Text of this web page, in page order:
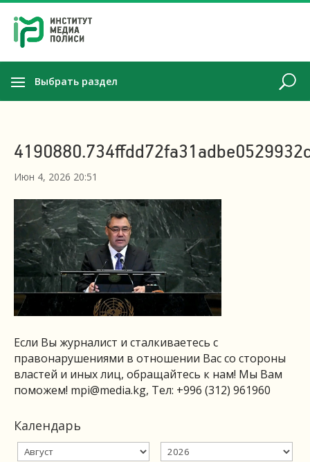
Выбрать раздел
Июн 4, 2026 20:51
Если Вы журналист и сталкиваетесь с
правонарушениями в отношении Вас со стороны
властей и иных лиц, обращайтесь к нам! Мы Вам
поможем! mpi@media.kg, Тел: +996 (312) 961960
Календарь